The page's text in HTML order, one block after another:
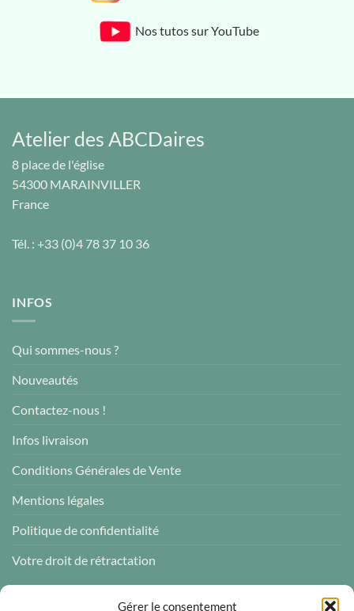
Gérer le consentement
Nos tutos sur YouTube
Atelier des ABCDaires
8 place de l'église
54300 MARAINVILLER
France
Tél. : +33 (0)4 78 37 10 36
INFOS
Qui sommes-nous ?
Nouveautés
Contactez-nous !
Infos livraison
Conditions Générales de Vente
Mentions légales
Politique de confidentialité
Votre droit de rétractation